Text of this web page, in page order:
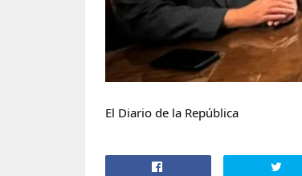
El Diario de la República